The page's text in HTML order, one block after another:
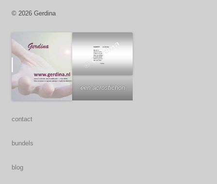
© 2026 Gerdina
een acrostichon
contact
bundels
blog